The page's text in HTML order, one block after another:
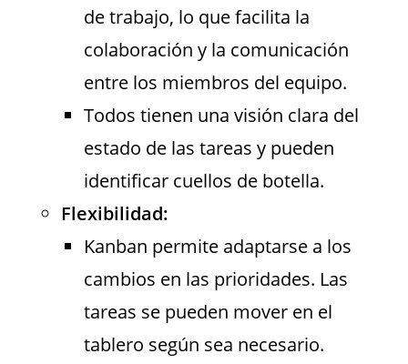
de trabajo, lo que facilita la
colaboración y la comunicación
entre los miembros del equipo.
Todos tienen una visión clara del
estado de las tareas y pueden
identificar cuellos de botella.
Flexibilidad:
Kanban permite adaptarse a los
cambios en las prioridades. Las
tareas se pueden mover en el
tablero según sea necesario.